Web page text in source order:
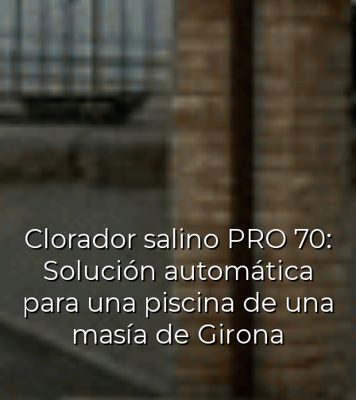
Clorador salino PRO 70:
Solución automática
para una piscina de una
masía de Girona